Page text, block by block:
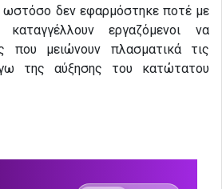
δεν εφαρμόστηκε ποτέ με
εργαζόμενοι να
που μειώνουν πλασματικά τις
της αύξησης του κατώτατου